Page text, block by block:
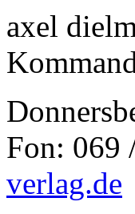
axel
Fon: 069
verlag.de